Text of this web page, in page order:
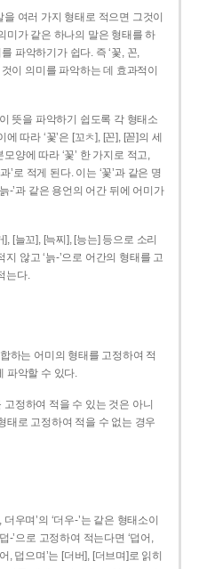
여러 가지 형태로 적으면 그것이
미가 같은 하나의 말은 형태를 하
파악하기가 쉽다. 즉 ‘꽃, 꼰,
이 의미를 파악하는 데 효과적이
뜻을 파악하기 쉽도록 각 형태소
따라 ‘꽃’은 [꼬ㅊ], [꼰], [꼳]의 세
양에 따라 ‘꽃’ 한 가지로 적고,
’로 적게 된다. 이는 ‘꽃’과 같은 명
-’과 같은 용언의 어간 뒤에 어미가
[늘꼬], [늑찌], [능는] 등으로 소리
지 않고 ‘늙-’으로 어간의 형태를 고
는다.
하는 어미의 형태를 고정하여 적
파악할 수 있다.
정하여 적을 수 있는 것은 아니
태로 고정하여 적을 수 없는 경우
더우며’의 ‘더우-­’는 같은 형태소이
-­’으로 고정하여 적는다면 ‘덥어,
, 덥으며’는 [더버], [더브며]로 읽히